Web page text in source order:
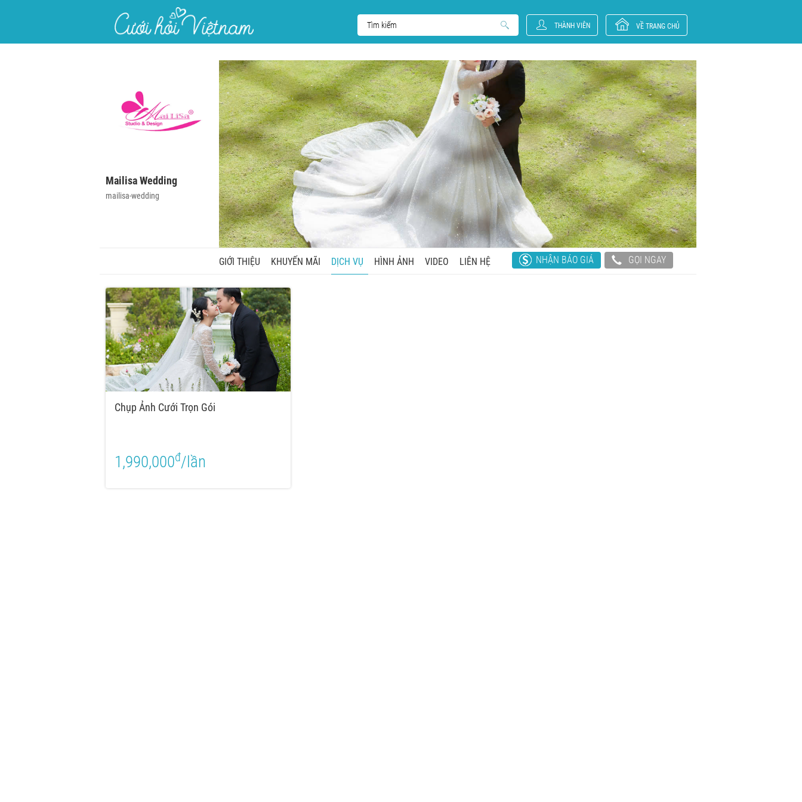
THÀNH VIÊN VỀ TRANG CHỦ
Mailisa Wedding
mailisa-wedding
GIỚI THIỆU KHUYẾN MÃI DỊCH VỤ HÌNH ẢNH VIDEO LIÊN HỆ NHẬN BÁO GIÁ GỌI NGAY
Chụp Ảnh Cưới Trọn Gói
1,990,000đ/lần